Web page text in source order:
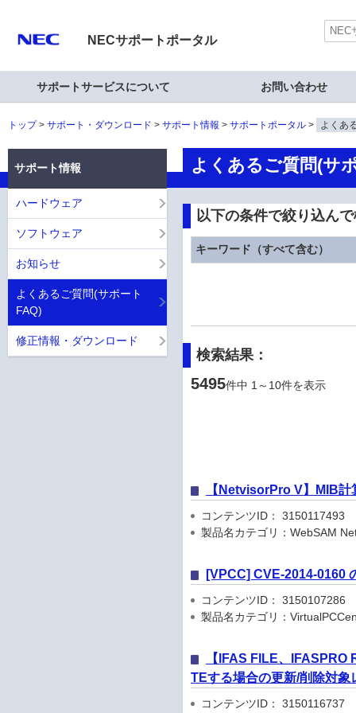
NECサポートポータル
サポートサービスについて お問い合わせ
トップ サポート・ダウンロード サポート情報 サポートポータル よくあ
よくあるご質問(サ
以下の条件で絞り込ん
キーワード（すべて含む）
検索結果：
5495件中 1～10件を表示
【NetvisorPro V】MIB
コンテンツID： 3150117493
製品名カテゴリ：WebSAM
[VPCC] CVE-2014-0160
コンテンツID： 3150107286
製品名カテゴリ：
【IFAS FILE、
TEする場合の更新/削除対象
コンテンツID： 3150116737
サポート情報
ハードウェア
ソフトウェア
お知らせ
よくあるご質問(サポート
FAQ)
修正情報・ダウンロード